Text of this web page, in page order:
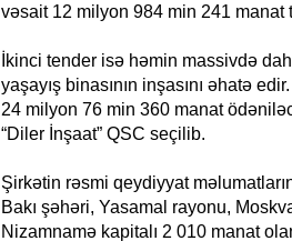
vəsait 12 milyon 984 min 241 manat
İkinci tender isə həmin massivdə
yaşayış binasının inşasını əhatə
24 milyon 76 min 360 manat
“Diler İnşaat” QSC seçilib.
Şirkətin rəsmi qeydiyyat
Bakı şəhəri, Yasamal rayonu,
Nizamnamə kapitalı 2 010 manat